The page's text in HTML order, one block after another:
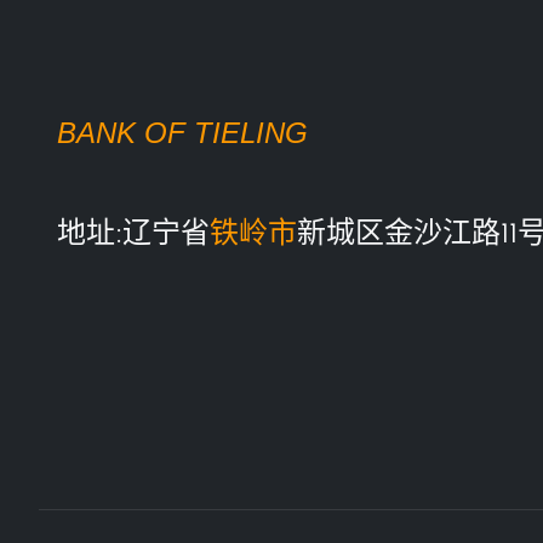
BANK OF TIELING
地址:辽宁省铁岭市新城区金沙江路11